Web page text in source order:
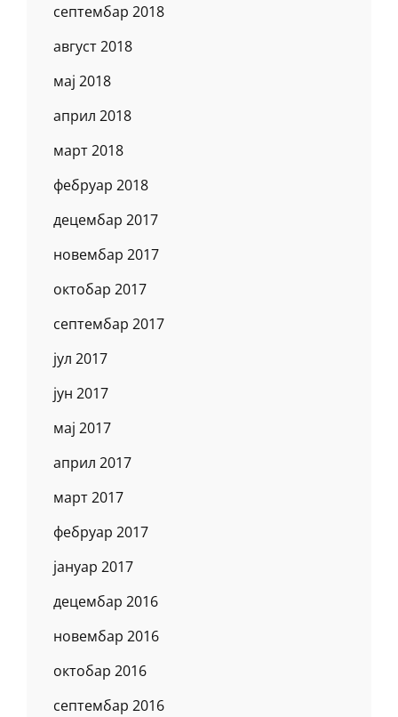
септембар 2018
август 2018
мај 2018
април 2018
март 2018
фебруар 2018
децембар 2017
новембар 2017
октобар 2017
септембар 2017
јул 2017
јун 2017
мај 2017
април 2017
март 2017
фебруар 2017
јануар 2017
децембар 2016
новембар 2016
октобар 2016
септембар 2016